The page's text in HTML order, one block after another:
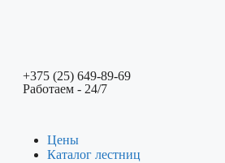
+375 (25) 649-89-69
Работаем - 24/7
Цены
Каталог лестниц